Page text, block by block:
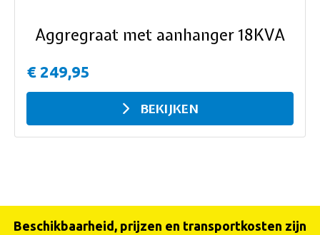
Aggregraat met aanhanger 18KVA
€ 249,95
BEKIJKEN
Beschikbaarheid, prijzen en transportkosten zijn